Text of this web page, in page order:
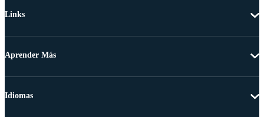
Links
Aprender Más
Idiomas